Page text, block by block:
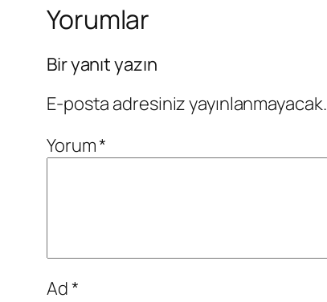
Yorumlar
Bir yanıt yazın
E-posta adresiniz yayınlanmayacak.
Yorum*
Ad*